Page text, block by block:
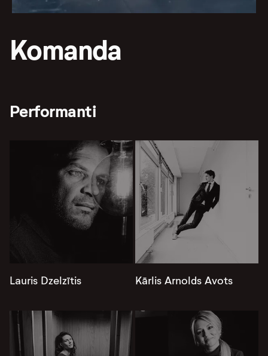
Komanda
Performanti
Lauris Dzelzītis Kārlis Arnolds Avots